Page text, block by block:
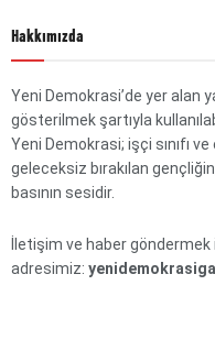
Hakkımızda
Yeni Demokrasi’de yer alan
gösterilmek şartıyla
Yeni Demokrasi; işçi sınıfı
geleceksiz bırakılan
basının sesidir.
İletişim ve haber
adresimiz: